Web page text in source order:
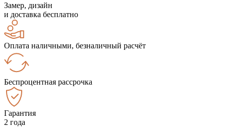
Замер, дизайн
и доставка бесплатно
Оплата наличными, безналичный расчёт
Беспроцентная рассрочка
Гарантия
2 года